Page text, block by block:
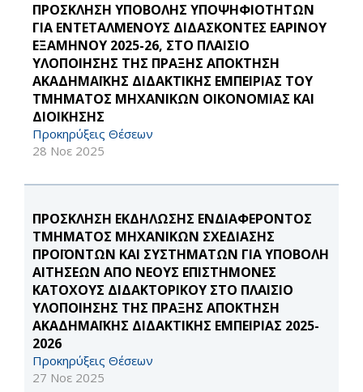
ΠΡΟΣΚΛΗΣΗ ΥΠΟΒΟΛΗΣ ΥΠΟΨΗΦΙΟΤΗΤΩΝ
ΓΙΑ ΕΝΤΕΤΑΛΜΕΝΟΥΣ ΔΙΔΑΣΚΟΝΤΕΣ ΕΑΡΙΝΟΥ
ΕΞΑΜΗΝΟΥ 2025-26, ΣΤΟ ΠΛΑΙΣΙΟ
ΥΛΟΠΟΙΗΣΗΣ ΤΗΣ ΠΡΑΞΗΣ ΑΠΟΚΤΗΣΗ
ΑΚΑΔΗΜΑΪΚΗΣ ΔΙΔΑΚΤΙΚΗΣ ΕΜΠΕΙΡΙΑΣ ΤΟΥ
ΤΜΗΜΑΤΟΣ ΜΗΧΑΝΙΚΩΝ ΟΙΚΟΝΟΜΙΑΣ ΚΑΙ
ΔΙΟΙΚΗΣΗΣ
Προκηρύξεις Θέσεων
28 Νοε 2025
ΠΡΟΣΚΛΗΣΗ ΕΚΔΗΛΩΣΗΣ ΕΝΔΙΑΦΕΡΟΝΤΟΣ
ΤΜΗΜΑΤΟΣ ΜΗΧΑΝΙΚΩΝ ΣΧΕΔΙΑΣΗΣ
ΠΡΟΪΟΝΤΩΝ ΚΑΙ ΣΥΣΤΗΜΑΤΩΝ ΓΙΑ ΥΠΟΒΟΛΗ
ΑΙΤΗΣΕΩΝ ΑΠΟ ΝΕΟΥΣ ΕΠΙΣΤΗΜΟΝΕΣ
ΚΑΤΟΧΟΥΣ ΔΙΔΑΚΤΟΡΙΚΟΥ ΣΤΟ ΠΛΑΙΣΙΟ
ΥΛΟΠΟΙΗΣΗΣ ΤΗΣ ΠΡΑΞΗΣ ΑΠΟΚΤΗΣΗ
ΑΚΑΔΗΜΑΪΚΗΣ ΔΙΔΑΚΤΙΚΗΣ ΕΜΠΕΙΡΙΑΣ 2025-
2026
Προκηρύξεις Θέσεων
27 Νοε 2025